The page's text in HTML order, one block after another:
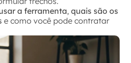
a ferramenta,quais são os
e como você pode contratar